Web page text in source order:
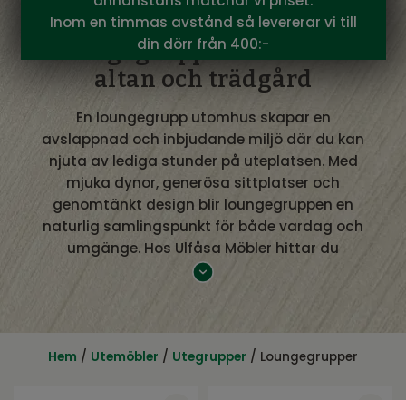
Loungegrupp utomhus för
altan och trädgård
En loungegrupp utomhus skapar en
avslappnad och inbjudande miljö där du kan
njuta av lediga stunder på uteplatsen. Med
mjuka dynor, generösa sittplatser och
genomtänkt design blir loungegruppen en
naturlig samlingspunkt för både vardag och
umgänge. Hos Ulfåsa Möbler hittar du
loungegrupper för utomhusbruk som
din uteplats
Hem / Utemöbler / Utegrupper / Loungegrupper
Inom en timmas avstånd så levererar vi till
din dörr från 400:-